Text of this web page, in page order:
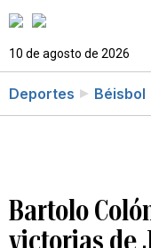
10 de agosto de 2026
Deportes Béisbol
Bartolo
victorias de